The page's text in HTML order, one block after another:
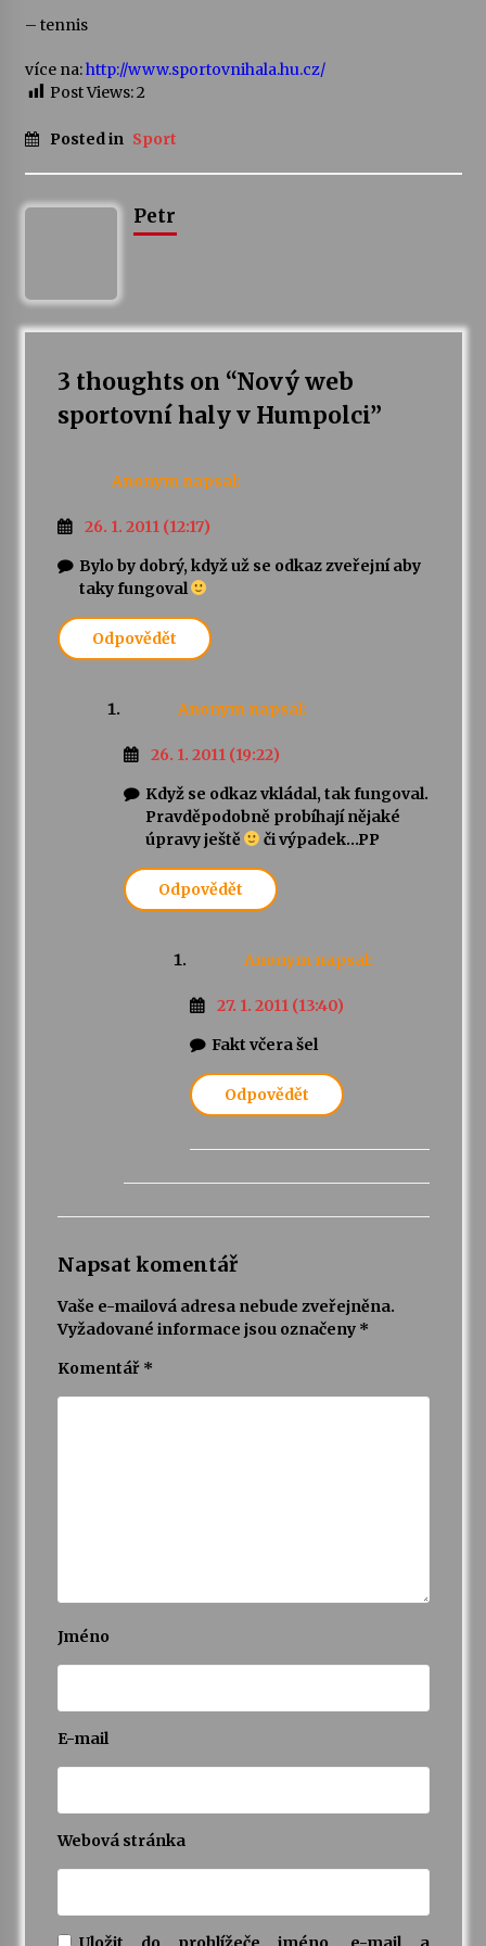
23. 7. 2026
Letní koncerty ve Stromovce: Rufus Miller
22. 7. 2026
14. 7. 2026
13. 7. 2026
Varhanní recitál Michala Novenka v Klášteře
Želiv
3. 7. 2026
Petr Adamec – Malovaný svět
30. 6. 2026
– tennis
více na:http://www.sportovnihala.hu.cz/
Post Views:2
Posted in Sport
Petr
3 thoughts on “Nový web
sportovní haly v Humpolci”
Anonym napsal:
26. 1. 2011 (12:17)
Bylo by dobrý, když už se odkaz zveřejní aby
taky fungoval
Odpovědět
Anonym napsal:
26. 1. 2011 (19:22)
Když se odkaz vkládal, tak fungoval.
Pravděpodobně probíhají nějaké
úpravy ještě
či výpadek…PP
Odpovědět
Anonym napsal:
27. 1. 2011 (13:40)
Fakt včera šel
Odpovědět
Napsat komentář
Vaše e-mailová adresa nebude zveřejněna.
Vyžadované informace jsou označeny *
Komentář *
Jméno
E-mail
Webová stránka